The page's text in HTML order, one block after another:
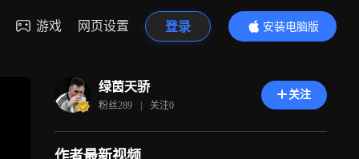
游戏 网页设置 登录
安装电脑版
内容更精彩
绿茵天骄
粉丝289 | 关注0
关注
作者最新视频